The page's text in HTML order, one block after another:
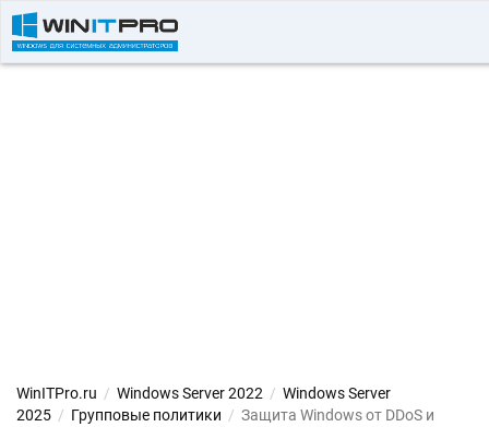
WinITPro.ru / Windows Server 2022 / Windows Server
2025 / Групповые политики / Защита Windows от DDoS и